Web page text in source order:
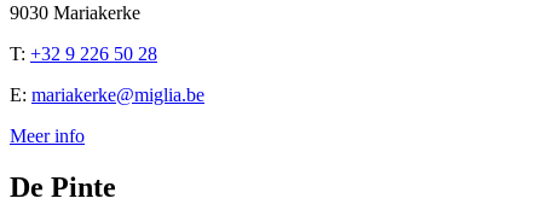
9030 Mariakerke
T: +32 9 226 50 28
E: mariakerke@miglia.be
Meer info
De Pinte